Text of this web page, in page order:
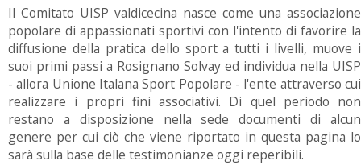
Il Comitato UISP valdicecina nasce come una associazione
popolare di appassionati sportivi con l'intento di favorire la
diffusione della pratica dello sport a tutti i livelli, muove i
suoi primi passi a Rosignano Solvay ed individua nella UISP
- allora Unione Italana Sport Popolare - l'ente attraverso cui
realizzare i propri fini associativi. Di quel periodo non
restano a disposizione nella sede documenti di alcun
genere per cui ciò che viene riportato in questa pagina lo
sarà sulla base delle testimonianze oggi reperibili.